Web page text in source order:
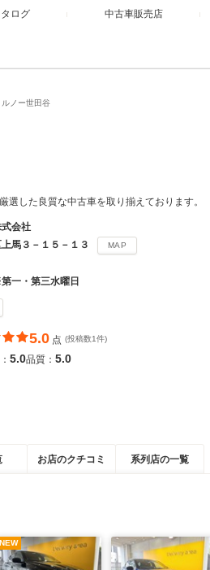
ログ 中古車販売店
ルノー世田谷
選した良質な中古車を取り揃えております。
式会社
馬３－１５－１３ MAP
一・第三水曜日
5.0 点 (投稿数1件)
5.0品質： 5.0
お店のクチコミ 系列店の一覧
NEW